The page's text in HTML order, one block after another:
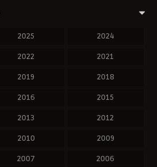
2025 2024
2022 2021
2019 2018
2016 2015
2013 2012
2010 2009
2007 2006